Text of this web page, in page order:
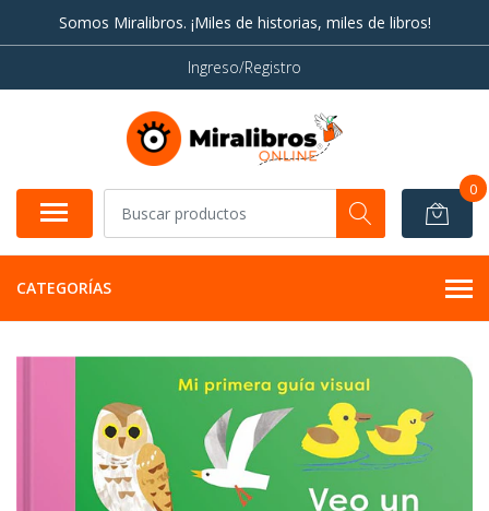
Somos Miralibros. ¡Miles de historias, miles de libros!
Ingreso/Registro
0
CATEGORÍAS